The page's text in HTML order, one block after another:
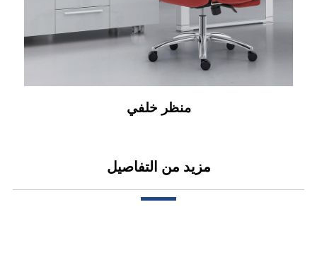
منظر خلفي
مزيد من التفاصيل